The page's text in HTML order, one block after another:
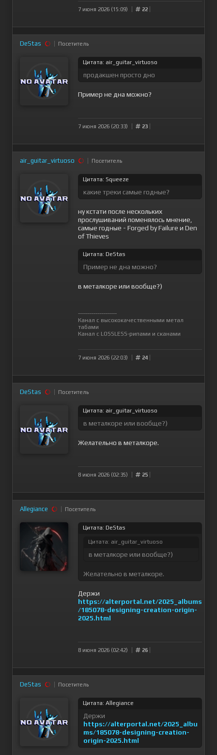
7 июня 2026 (15:09) 22
DeStas Посетитель
Цитата: air_guitar_virtuoso
продакшен просто дно
Пример не дна можно?
7 июня 2026 (20:33) 23
air_guitar_virtuoso Посетитель
Цитата: Squeeze
какие треки самые годные?
ну кстати после нескольких
прослушиваний поменялось мнение,
самые годные - Forged by Failure и Den
of Thieves
Цитата: DeStas
Пример не дна можно?
в металкоре или вообще?)
--------------------
Канал с высококачественными метал
табами
Канал с LOSSLESS-рипами и сканами
7 июня 2026 (22:03) 24
DeStas Посетитель
Цитата: air_guitar_virtuoso
в металкоре или вообще?)
Желательно в металкоре.
8 июня 2026 (02:35) 25
Allegiance Посетитель
Цитата: DeStas
Цитата: air_guitar_virtuoso
в металкоре или вообще?)
Желательно в металкоре.
Держи
https://alterportal.net/2025_albums
/185078-designing-creation-origin-
2025.html
8 июня 2026 (02:42) 26
DeStas Посетитель
Цитата: Allegiance
Держи
https://alterportal.net/2025_albu
ms/185078-designing-creation-
origin-2025.html